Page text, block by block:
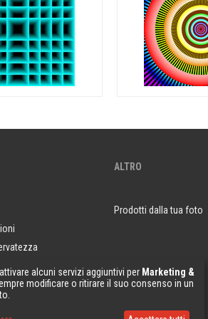
da parati
ALTRO
Prodotti dalla tua foto
alcuni servizi aggiuntivi per Marketing &
modificare o ritirare il suo consenso in un